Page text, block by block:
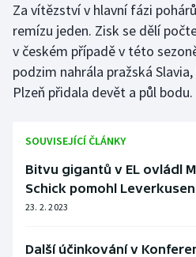
Sportovní střelba
Stolní tenis
Triatlon
Veslování
Vodní slalom
Volejbal
Ostatní
Za vítězství v hlavní fázi
remízu jeden. Zisk se dělí
v českém případě v této
podzim nahrála pražská
Plzeň přidala devět a půl bodu.
SOUVISEJÍCÍ ČLÁNKY
Bitvu gigantů v EL ovládl
Schick pomohl
23. 2. 2023
Další účinkování v